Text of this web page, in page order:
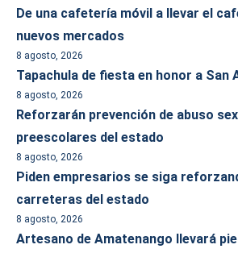
De una cafetería móvil a llevar el
nuevos mercados
8 agosto, 2026
Tapachula de fiesta en honor a San
8 agosto, 2026
Reforzarán prevención de abuso
preescolares del estado
8 agosto, 2026
Piden empresarios se siga
carreteras del estado
8 agosto, 2026
Artesano de Amatenango llevará